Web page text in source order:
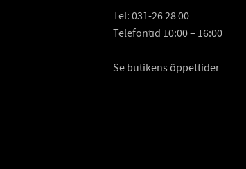
Tel:031-26 28 00
Telefontid 10:00 – 16:00
Se butikens öppettider